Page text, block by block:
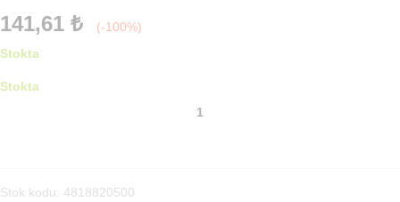
141,61 ₺
(-100%)
Stokta
Stokta
Stok kodu: 4818820500